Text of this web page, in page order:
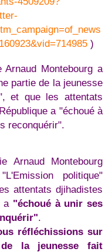
)
Arnaud Montebourg a
partie de la jeunesse
et que les attentats
a "échoué à
reconquérir".
Arnaud Montebourg
politique"
attentats djihadistes
a "échoué à unir ses
.
réfléchissions sur
la jeunesse fait